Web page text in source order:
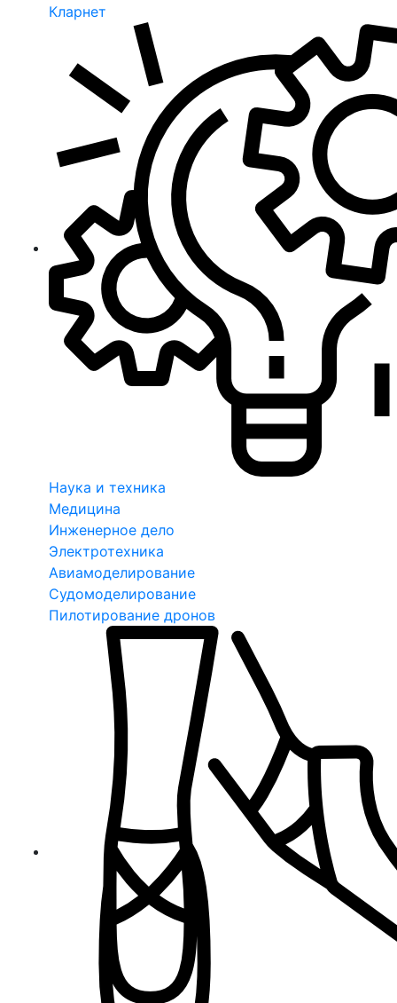
Кларнет
Наука и техника
Медицина
Инженерное дело
Электротехника
Авиамоделирование
Судомоделирование
Пилотирование дронов